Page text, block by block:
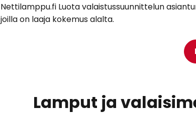
Nettilamppu.fi Luota valaistussuunnittelun
joilla on laaja kokemus alalta.
Lamput ja